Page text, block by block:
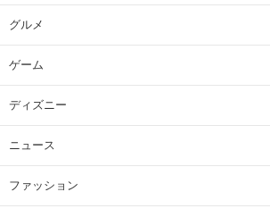
グルメ
ゲーム
ディズニー
ニュース
ファッション